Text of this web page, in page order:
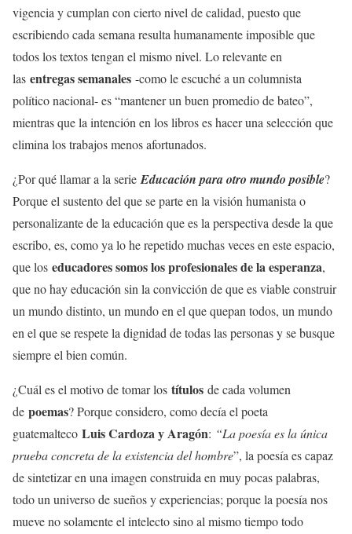
vigencia y cumplan con cierto nivel de calidad, puesto que
escribiendo cada semana resulta humanamente imposible que
todos los textos tengan el mismo nivel. Lo relevante en
las entregas semanales -como le escuché a un columnista
político nacional- es “mantener un buen promedio de bateo”,
mientras que la intención en los libros es hacer una selección que
elimina los trabajos menos afortunados.
¿Por qué llamar a la serie Educación para otro mundo posible?
Porque el sustento del que se parte en la visión humanista o
personalizante de la educación que es la perspectiva desde la que
escribo, es, como ya lo he repetido muchas veces en este espacio,
que los educadores somos los profesionales de la esperanza,
que no hay educación sin la convicción de que es viable construir
un mundo distinto, un mundo en el que quepan todos, un mundo
en el que se respete la dignidad de todas las personas y se busque
siempre el bien común.
¿Cuál es el motivo de tomar los títulos de cada volumen
de poemas? Porque considero, como decía el poeta
guatemalteco Luis Cardoza y Aragón: “La poesía es la única
prueba concreta de la existencia del hombre”, la poesía es capaz
de sintetizar en una imagen construida en muy pocas palabras,
todo un universo de sueños y experiencias; porque la poesía nos
mueve no solamente el intelecto sino al mismo tiempo todo